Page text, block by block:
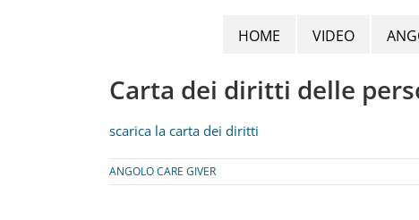
HOME VIDEO
Carta dei diritti delle
scarica la carta dei diritti
ANGOLO CARE GIVER